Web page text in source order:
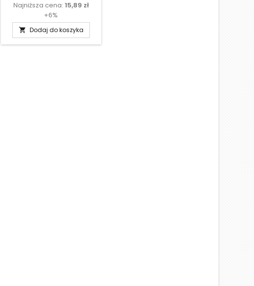
podstawowa
Najniższa cena: 15,89 zł
+6%
 Dodaj do koszyka